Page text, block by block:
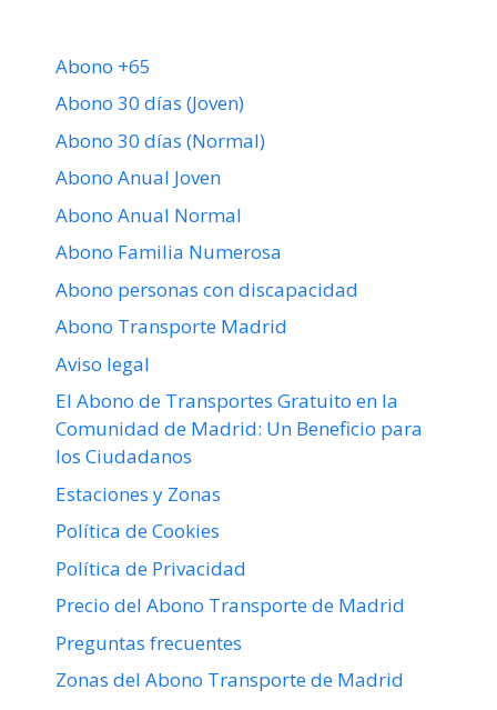
Abono +65
Abono 30 días (Joven)
Abono 30 días (Normal)
Abono Anual Joven
Abono Anual Normal
Abono Familia Numerosa
Abono personas con discapacidad
Abono Transporte Madrid
Aviso legal
El Abono de Transportes Gratuito en la
Comunidad de Madrid: Un Beneficio para
los Ciudadanos
Estaciones y Zonas
Política de Cookies
Política de Privacidad
Precio del Abono Transporte de Madrid
Preguntas frecuentes
Zonas del Abono Transporte de Madrid